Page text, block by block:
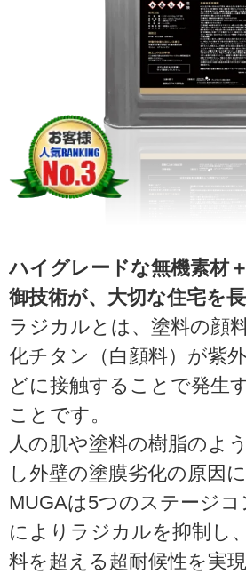
ハイグレードな無機素材
御技術が、大切な住宅を
ラジカルとは、塗料の顔
化チタン（白顔料）が紫
どに接触することで発生
ことです。
人の肌や塗料の樹脂のよ
し外壁の塗膜劣化の原因
MUGAは5つのステージ
によりラジカルを抑制し
料を超える超耐候性を実